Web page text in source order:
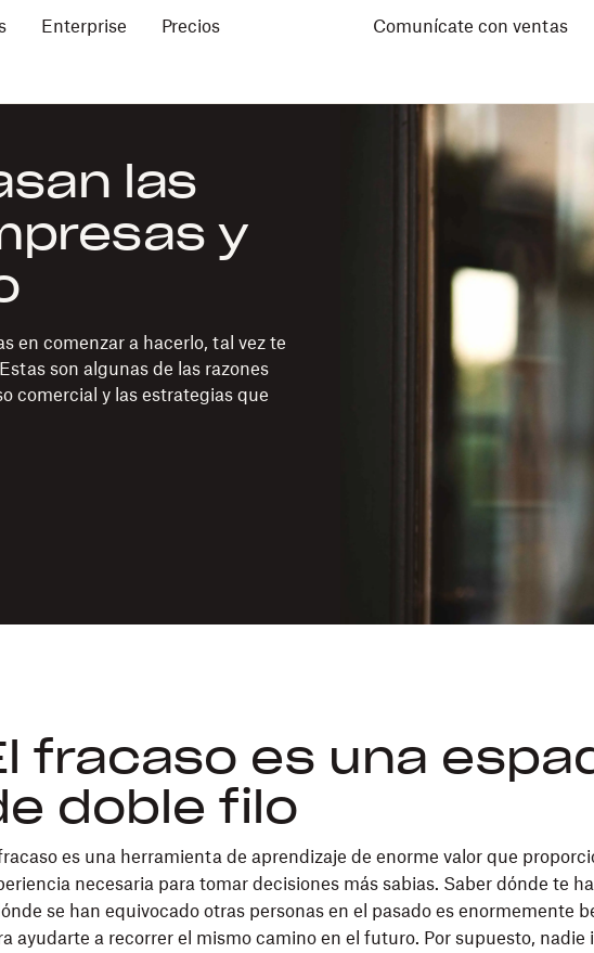
Enterprise Precios Comunícate con ventas
las
y
en comenzar a hacerlo, tal vez te
son algunas de las razones
comercial y las estrategias que
fracaso es una
doble filo
es una herramienta de aprendizaje de enorme valor que
necesaria para tomar decisiones más sabias. Saber dónde te
se han equivocado otras personas en el pasado es enormemente
ayudarte a recorrer el mismo camino en el futuro. Por supuesto, nadie